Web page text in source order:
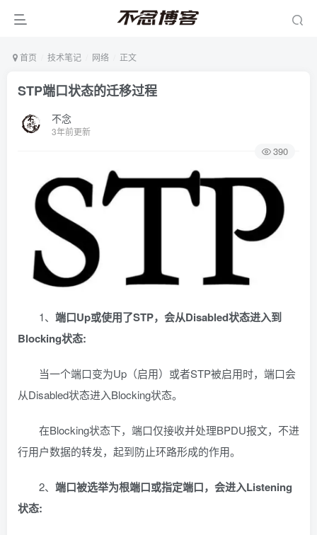
首页 技术笔记 网络 正文
STP端口状态的迁移过程
不念
3年前更新
390
1、 端口Up或使用了STP，会从Disabled状态进入到
Blocking状态:
当一个端口变为Up（启用）或者STP被启用时，端口会
从Disabled状态进入Blocking状态。
在Blocking状态下，端口仅接收并处理BPDU报文，不进
行用户数据的转发，起到防止环路形成的作用。
2、 端口被选举为根端口或指定端口，会进入Listening
状态: